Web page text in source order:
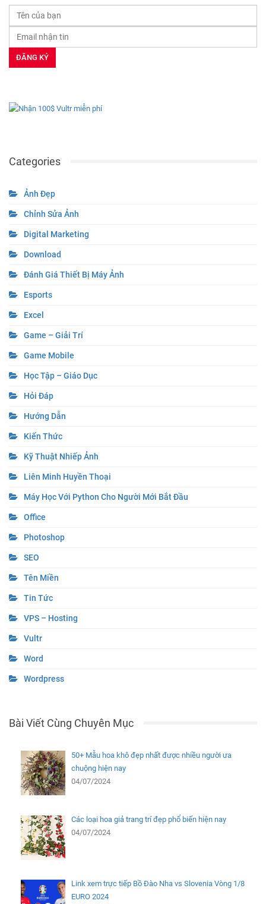
Categories
Ảnh Đẹp
Chỉnh Sửa Ảnh
Digital Marketing
Download
Đánh Giá Thiết Bị Máy Ảnh
Esports
Excel
Game – Giải Trí
Game Mobile
Học Tập – Giáo Dục
Hỏi Đáp
Hướng Dẫn
Kiến Thức
Kỹ Thuật Nhiếp Ảnh
Liên Minh Huyền Thoại
Máy Học Với Python Cho Người Mới Bắt Đầu
Office
Photoshop
SEO
Tên Miền
Tin Tức
VPS – Hosting
Vultr
Word
Wordpress
Bài Viết Cùng Chuyên Mục
50+ Mẫu hoa khô đẹp nhất được nhiều người ưa
chuộng hiện nay
04/07/2024
Các loại hoa giả trang trí đẹp phổ biến hiện nay
04/07/2024
Link xem trực tiếp Bồ Đào Nha vs Slovenia Vòng 1/8
EURO 2024